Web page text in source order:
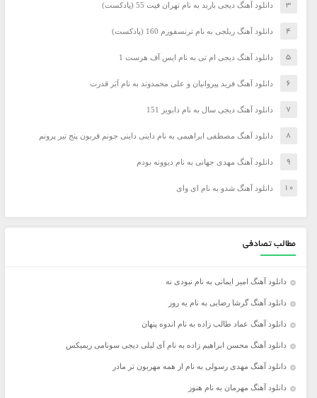
دانلود آهنگ دیجی باربد به نام تهران فیت 55 (پادکست)
دانلود آهنگ ریلجی به نام ترنسفورم 160 (پادکست)
دانلود آهنگ دیجی ام تی به نام ایس آف هرست 1
دانلود آهنگ فرید پیروانیان و علی محمدوند به نام اَبَر قدرت
دانلود آهنگ دیجی سال به نام دابویز 151
دانلود آهنگ مصطفی ابراهیمی به نام داینی داینی جونم قربون پنج تیر پرونم
دانلود آهنگ مهدی جهانی به نام دیوونه بودم
دانلود آهنگ شدو به نام ای وای
مطالب تصادفی
دانلود آهنگ امیر ایمانی به نام نبودی نه
دانلود آهنگ گرشا رضایی به نام یه روز
دانلود آهنگ عماد طالب زاده به نام اندوه پنهان
دانلود آهنگ محسن ابراهیم زاده به نام آی لیلی دیجی سونامی ریمیکس
دانلود آهنگ مهدی رسولی به نام از همه مهربون تر مادر
دانلود آهنگ مهرمان به نام هنوز